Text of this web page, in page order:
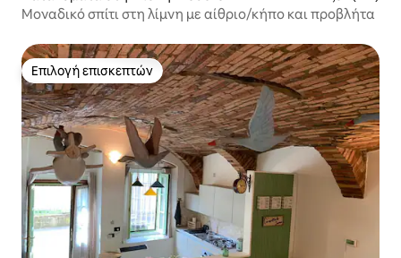
Μοναδικό σπίτι στη λίμνη με αίθριο/κήπο και προβλήτα
Επιλογή επισκεπτών
Επιλογή επισκεπτών